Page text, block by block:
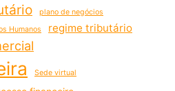
plano de negócios
Humanos regime tributário
Sede virtual